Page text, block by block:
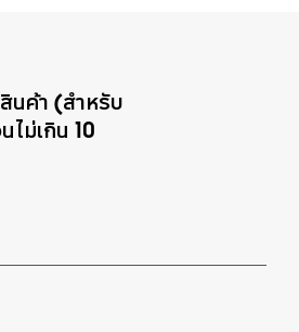
นค้า (สำหรับ
ไม่เกิน 10